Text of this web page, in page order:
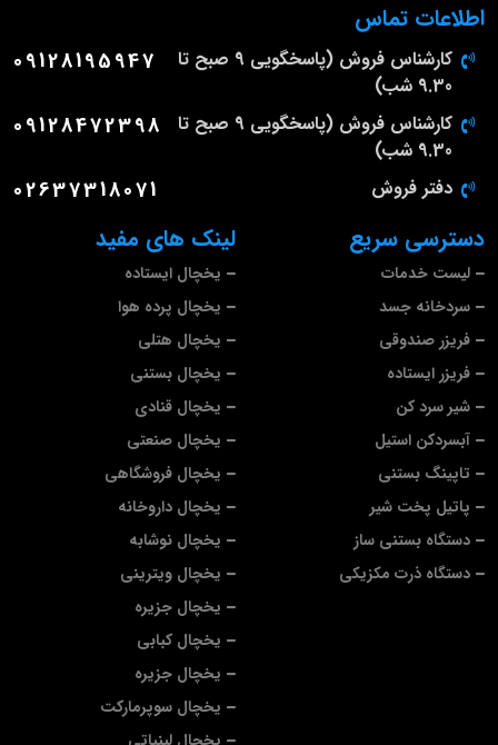
لینک های مفید
یخچال ایستاده
یخچال پرده هوا
یخچال هتلی
یخچال بستنی
یخچال قنادی
یخچال صنعتی
یخچال فروشگاهی
یخچال داروخانه
یخچال نوشابه
یخچال ویترینی
یخچال جزیره
یخچال کبابی
یخچال جزیره
یخچال سوپرمارکت
دسترسی سریع
لیست خدمات
سردخانه جسد
فریزر صندوقی
فریزر ایستاده
شیر سرد کن
آبسردکن استیل
تاپینگ بستنی
پاتیل پخت شیر
دستگاه بستنی ساز
دستگاه ذرت مکزیکی
اطلاعات تماس
کارشناس فروش (پاسخگویی 9 صبح تا
9.30 شب)
09128195947
کارشناس فروش (پاسخگویی 9 صبح تا
9.30 شب)
09128472398
دفتر فروش 02637318071